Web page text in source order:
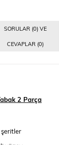
SORULAR (0) VE
CEVAPLAR (0)
2 Parça